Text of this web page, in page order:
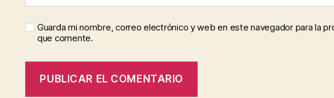
Guarda mi nombre, correo electrónico y web en este navegador para la
que comente.